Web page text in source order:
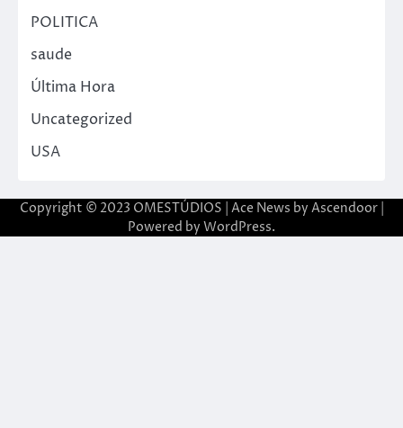
POLITICA
saude
Última Hora
Uncategorized
USA
Copyright © 2023 OMESTÚDIOS | Ace News by Ascendoor|
Powered by WordPress.